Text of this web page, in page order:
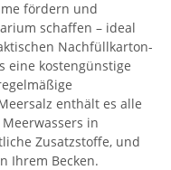
fördern und
schaffen – ideal
Nachfüllkarton-
eine kostengünstige
enthält es alle
in
Zusatzstoffe, und
Ihrem Becken.